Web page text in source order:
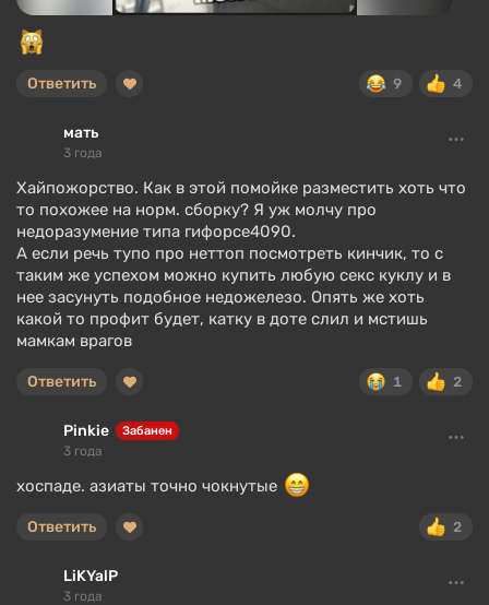
9 4
Ответить
мать
3 года
Хайпожорство. Как в этой помойке разместить хоть что
то похожее на норм. сборку? Я уж молчу про
недоразумение типа гифорсе4090.
А если речь тупо про неттоп посмотреть кинчик, то с
таким же успехом можно купить любую секс куклу и в
нее засунуть подобное недожелезо. Опять же хоть
какой то профит будет, катку в доте слил и мстишь
мамкам врагов
1 2
Ответить
Pinkie Забанен
3 года
хоспаде. азиаты точно чокнутые
2
Ответить
LiKYalP
3 года